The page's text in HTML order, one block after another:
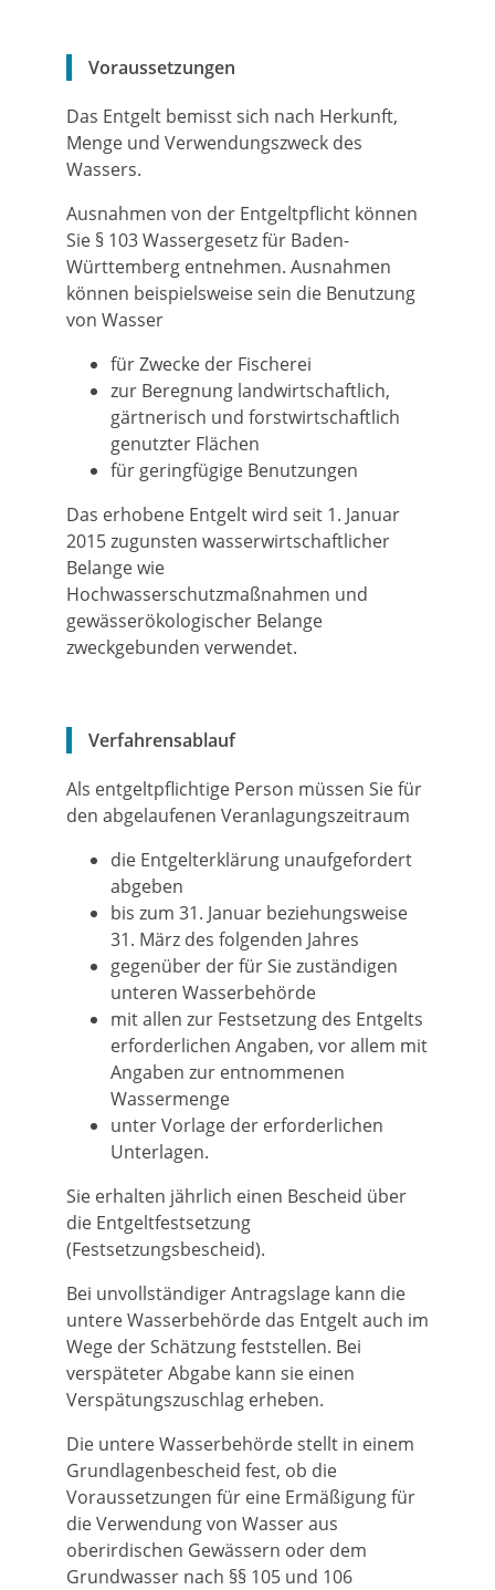
Voraussetzungen
Das Entgelt bemisst sich nach Herkunft,
Menge und Verwendungszweck des
Wassers.
Ausnahmen von der Entgeltpflicht können
Sie § 103 Wassergesetz für Baden-
Württemberg entnehmen. Ausnahmen
können beispielsweise sein die Benutzung
von Wasser
für Zwecke der Fischerei
zur Beregnung landwirtschaftlich,
gärtnerisch und forstwirtschaftlich
genutzter Flächen
für geringfügige Benutzungen
Das erhobene Entgelt wird seit 1. Januar
2015 zugunsten wasserwirtschaftlicher
Belangewie
Hochwasserschutzmaßnahmen und
gewässerökologischer Belange
zweckgebunden verwendet.
Verfahrensablauf
Als entgeltpflichtige Person müssen Sie für
den abgelaufenen Veranlagungszeitraum
die Entgelterklärung unaufgefordert
abgeben
bis zum 31. Januar beziehungsweise
31. März des folgenden Jahres
gegenüber der für Sie zuständigen
unteren Wasserbehörde
mit allen zur Festsetzung des Entgelts
erforderlichen Angaben, vor allem mit
Angaben zur entnommenen
Wassermenge
unter Vorlage der erforderlichen
Unterlagen.
Sie erhalten jährlich einen Bescheid über
die Entgeltfestsetzung
(Festsetzungsbescheid).
Bei unvollständiger Antragslage kann die
untere Wasserbehörde das Entgelt auch im
Wege der Schätzung feststellen. Bei
verspäteter Abgabe kann sie einen
Verspätungszuschlag erheben.
Die untere Wasserbehörde stellt in einem
Grundlagenbescheid fest, ob die
Voraussetzungen für eine Ermäßigung für
die Verwendung von Wasser aus
oberirdischen Gewässern oder dem
Grundwasser nach §§ 105 und 106